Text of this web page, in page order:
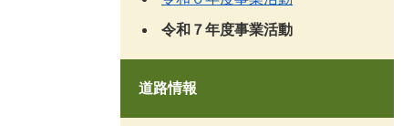
令和７年度事業活動
道路情報